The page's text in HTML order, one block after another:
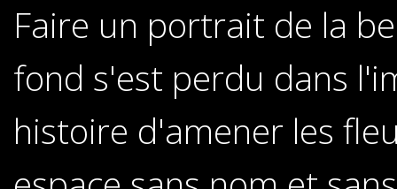
Faire un portrait de la
fond s'est perdu dans
histoire d'amener les